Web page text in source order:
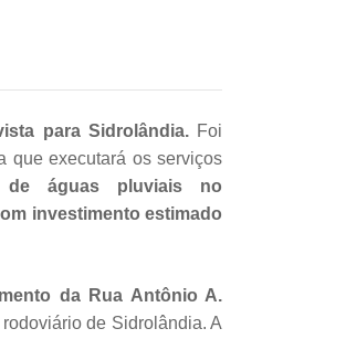
para Sidrolândia.Foi
que executará os serviços
de águas pluviais no
investimento estimado
da Rua Antônio A.
de Sidrolândia. A